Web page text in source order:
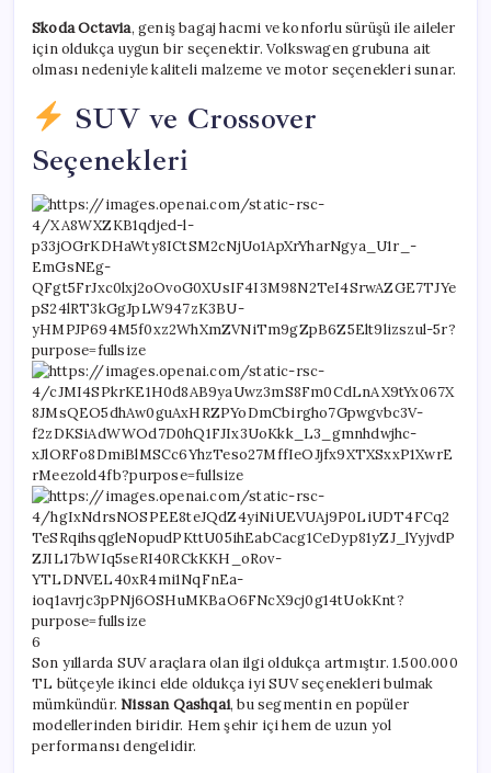
Skoda Octavia, geniş bagaj hacmi ve konforlu sürüşü ile aileler
için oldukça uygun bir seçenektir. Volkswagen grubuna ait
olması nedeniyle kaliteli malzeme ve motor seçenekleri sunar.
SUV ve Crossover
Seçenekleri
6
Son yıllarda SUV araçlara olan ilgi oldukça artmıştır. 1.500.000
TL bütçeyle ikinci elde oldukça iyi SUV seçenekleri bulmak
mümkündür. Nissan Qashqai, bu segmentin en popüler
modellerinden biridir. Hem şehir içi hem de uzun yol
performansı dengelidir.